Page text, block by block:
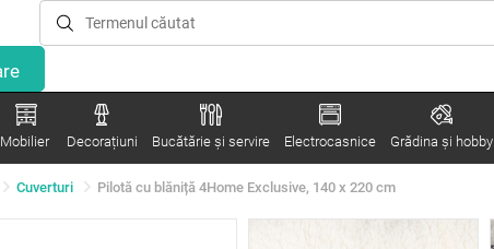
Mobilier Decorațiuni Bucătărie și servire Electrocasnice Grădina şi hobby
Cuverturi Pilotă cu blăniță 4Home Exclusive, 140 x 220 cm